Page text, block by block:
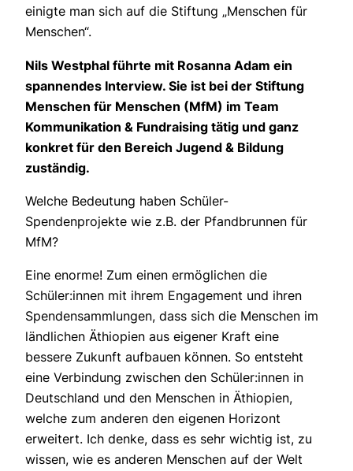
einigte man sich auf die Stiftung „Menschen für
Menschen“.
Nils Westphal führte mit Rosanna Adam ein
spannendes Interview. Sie ist bei der Stiftung
Menschen für Menschen (MfM) im Team
Kommunikation & Fundraising tätig und ganz
konkret für den Bereich Jugend & Bildung
zuständig.
Welche Bedeutung haben Schüler-
Spendenprojekte wie z.B. der Pfandbrunnen für
MfM?
Eine enorme! Zum einen ermöglichen die
Schüler:innen mit ihrem Engagement und ihren
Spendensammlungen, dass sich die Menschen im
ländlichen Äthiopien aus eigener Kraft eine
bessere Zukunft aufbauen können. So entsteht
eine Verbindung zwischen den Schüler:innen in
Deutschland und den Menschen in Äthiopien,
welche zum anderen den eigenen Horizont
erweitert. Ich denke, dass es sehr wichtig ist, zu
wissen, wie es anderen Menschen auf der Welt